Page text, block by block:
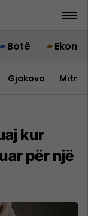
Botë
Gjakova
kur
për një